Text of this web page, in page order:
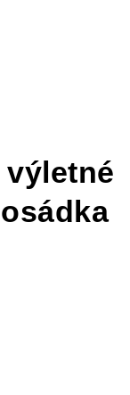
výletné